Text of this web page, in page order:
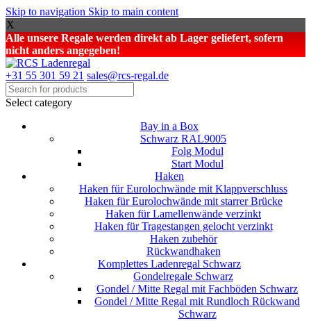
Skip to navigation Skip to main content
X
Alle unsere Regale werden direkt ab Lager geliefert, sofern
nicht anders angegeben!
+31 55 301 59 21 sales@rcs-regal.de
Select category
Bay in a Box
Schwarz RAL9005
Folg Modul
Start Modul
Haken
Haken für Eurolochwände mit Klappverschluss
Haken für Eurolochwände mit starrer Brücke
Haken für Lamellenwände verzinkt
Haken für Tragestangen gelocht verzinkt
Haken zubehör
Rückwandhaken
Komplettes Ladenregal Schwarz
Gondelregale Schwarz
Gondel / Mitte Regal mit Fachböden Schwarz
Gondel / Mitte Regal mit Rundloch Rückwand
Schwarz